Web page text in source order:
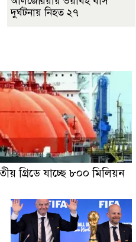
দুর্ঘটনায় নিহত ২৭
গ্রিডে যাচ্ছে ৮০০ মিলিয়ন